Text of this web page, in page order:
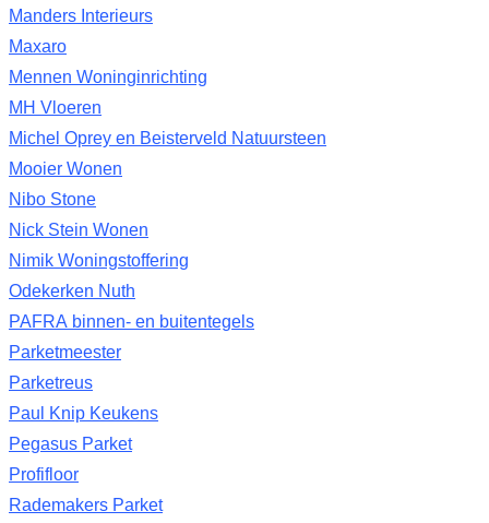
Manders Interieurs
Maxaro
Mennen Woninginrichting
MH Vloeren
Michel Oprey en Beisterveld Natuursteen
Mooier Wonen
Nibo Stone
Nick Stein Wonen
Nimik Woningstoffering
Odekerken Nuth
PAFRA binnen- en buitentegels
Parketmeester
Parketreus
Paul Knip Keukens
Pegasus Parket
Profifloor
Rademakers Parket